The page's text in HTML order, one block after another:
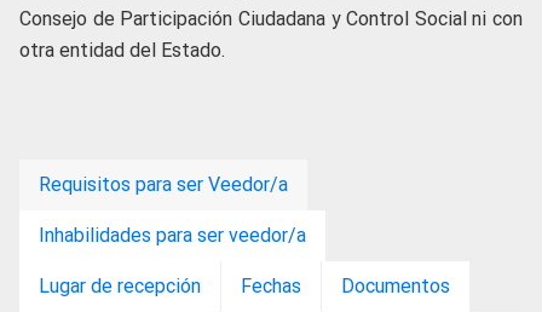
Consejo de Participación Ciudadana y Control Social ni con
otra entidad del Estado.
Requisitos para ser Veedor/a
Inhabilidades para ser veedor/a
Lugar de recepción Fechas Documentos